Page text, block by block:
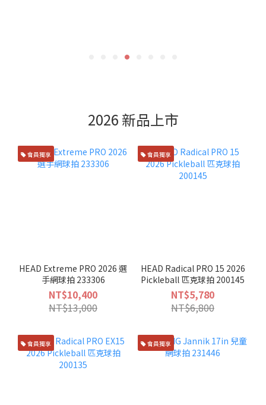
2026 新品上市
會員獨享
HEAD Extreme PRO 2026 選
手網球拍 233306
NT$10,400
NT$13,000
會員獨享
HEAD Radical PRO 15 2026
Pickleball 匹克球拍 200145
NT$5,780
NT$6,800
會員獨享 會員獨享